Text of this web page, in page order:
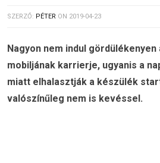
SZERZŐ: PÉTER ON 2019-04-23
Nagyon nem indul
mobiljának karrierje, ugyanis a
miatt elhalasztják a készülék
valószínűleg nem is kevéssel.